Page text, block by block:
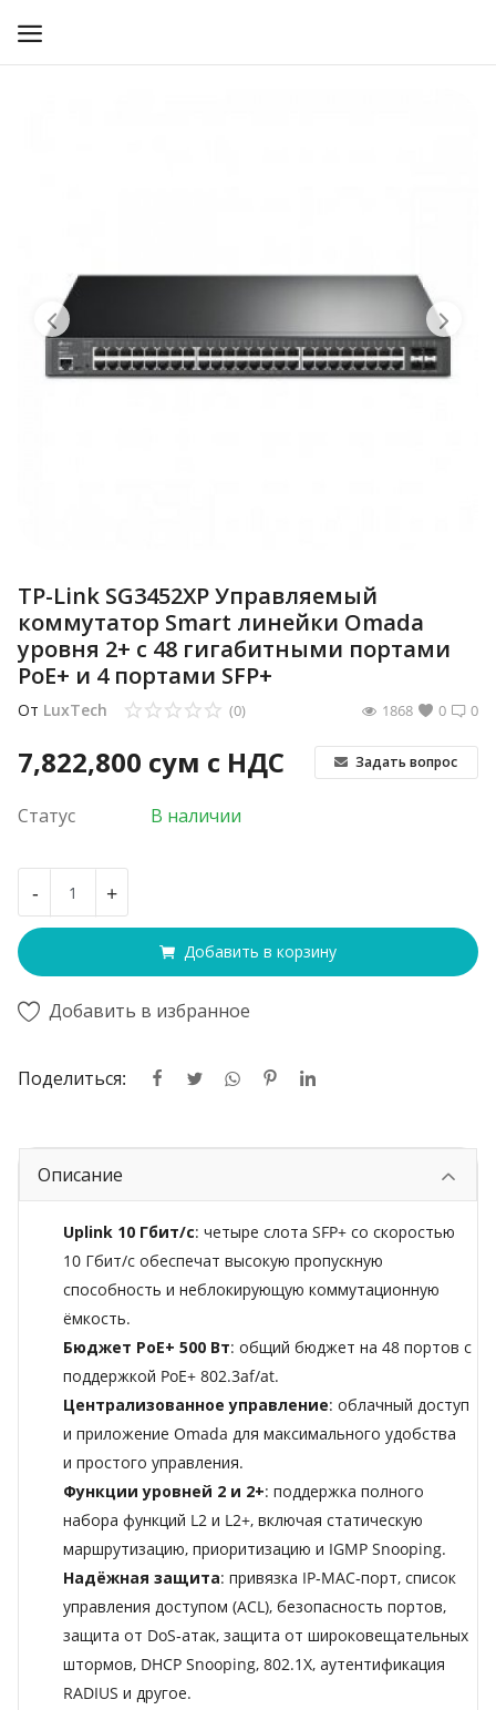
Прочее
Избранное
TP-Link SG3452XP Управляемый
коммутатор Smart линейки Omada
уровня 2+ c 48 гигабитными портами
PoE+ и 4 портами SFP+
От LuxTech 0
(0) 0
1868
7,822,800 сум с НДС Задать вопрос
Статус В наличии
- +
Добавить в корзину
Добавить в избранное
Поделиться:
Описание
Uplink 10 Гбит/с: четыре слота SFP+ со скоростью
10 Гбит/с обеспечат высокую пропускную
способность и неблокирующую коммутационную
ёмкость.
Бюджет PoE+ 500 Вт: общий бюджет на 48 портов с
поддержкой PoE+ 802.3af/at.
Централизованное управление: облачный доступ
и приложение Omada для максимального удобства
и простого управления.
Функции уровней 2 и 2+: поддержка полного
набора функций L2 и L2+, включая статическую
маршрутизацию, приоритизацию и IGMP Snooping.
Надёжная защита: привязка IP‑MAC‑порт, список
управления доступом (ACL), безопасность портов,
защита от DoS‑атак, защита от широковещательных
штормов, DHCP Snooping, 802.1X, аутентификация
RADIUS и другое.